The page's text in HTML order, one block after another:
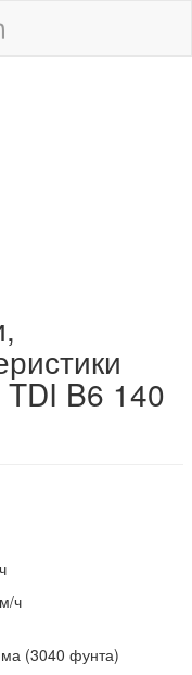
B6 140
ч
(3040 фунта)